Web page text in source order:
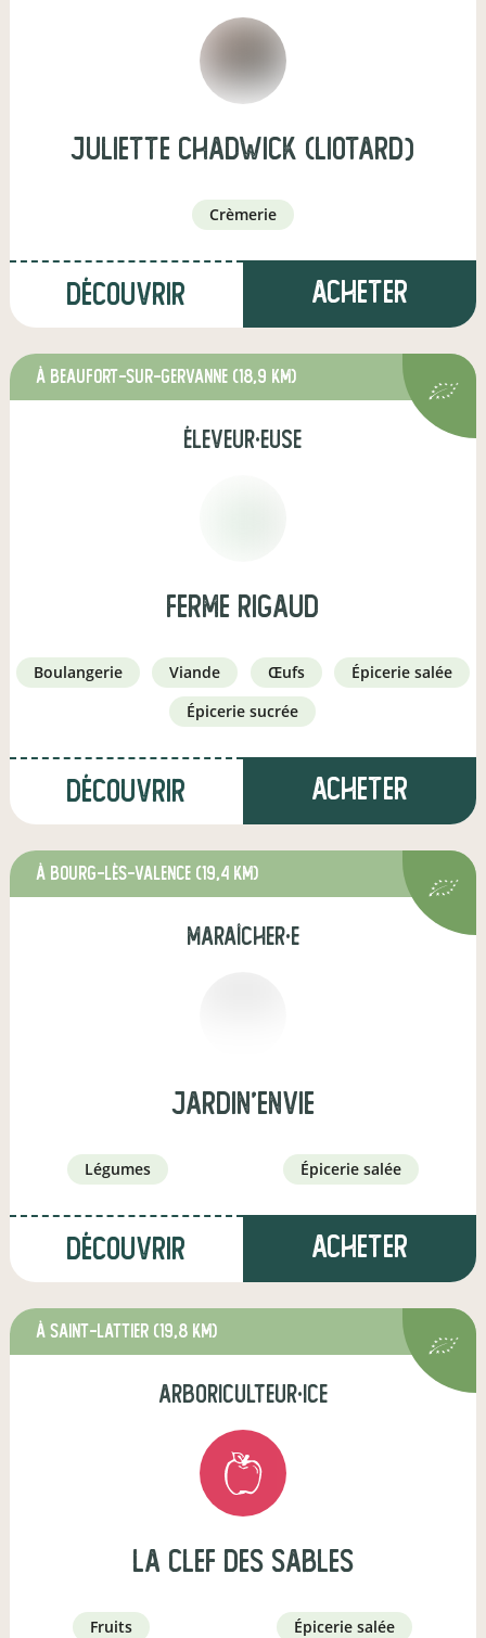
juliette chadwick (liotard)
crèmerie
Découvrir Acheter
à Beaufort-sur-Gervanne (18,9 km)
éleveur·euse
ferme rigaud
boulangerie viande œufs
épicerie salée
épicerie sucrée
Découvrir Acheter
à Bourg-lès-Valence (19,4 km)
maraîcher·e
jardin'envie
légumes épicerie salée
Découvrir Acheter
à Saint-Lattier (19,8 km)
arboriculteur·ice
La Clef des Sables
fruits épicerie salée